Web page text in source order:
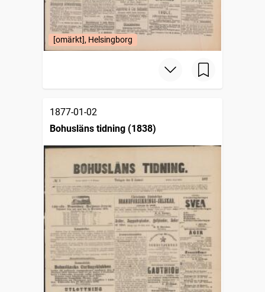
[omärkt], Helsingborg
1877-01-02
Bohusläns tidning (1838)